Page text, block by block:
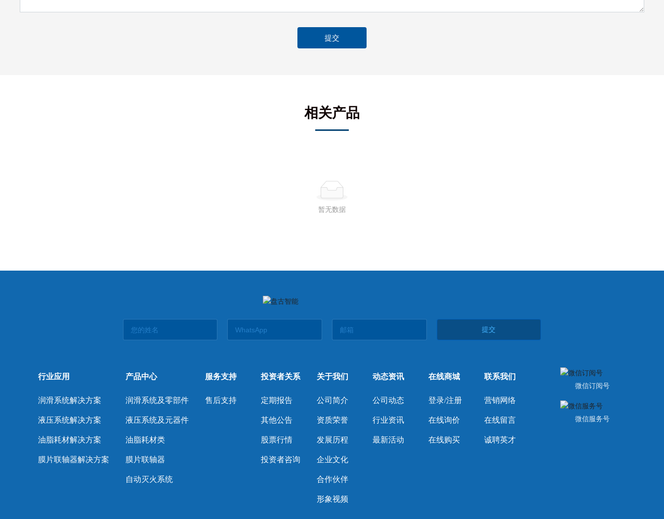
提交
相关产品
暂无数据
提交
行业应用
润滑系统解决方案
液压系统解决方案
油脂耗材解决方案
膜片联轴器解决方案
产品中心
润滑系统及零部件
液压系统及元器件
油脂耗材类
膜片联轴器
自动灭火系统
服务支持
售后支持
投资者关系
定期报告
其他公告
股票行情
投资者咨询
关于我们
公司简介
资质荣誉
发展历程
企业文化
合作伙伴
形象视频
动态资讯
公司动态
行业资讯
最新活动
在线商城
登录/注册
在线询价
在线购买
联系我们
营销网络
在线留言
诚聘英才
微信订阅号
微信服务号